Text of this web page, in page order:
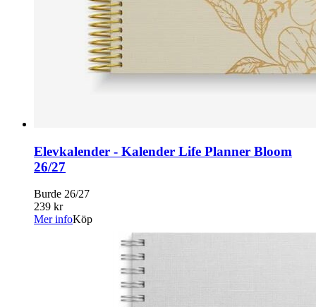
Elevkalender - Kalender Life Planner Bloom
26/27
Burde 26/27
239 kr
Mer infoKöp